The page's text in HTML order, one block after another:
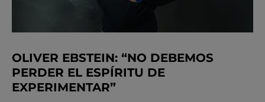
OLIVER EBSTEIN: “NO DEBEMOS
PERDER EL ESPÍRITU DE
EXPERIMENTAR”